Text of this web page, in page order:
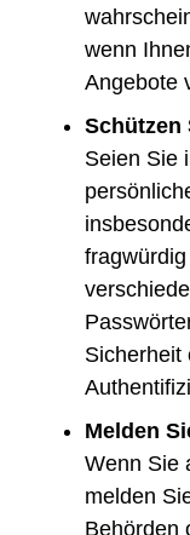
wenn
Angebote
Schützen
Seien Sie
Sicherheit
Melden
Wenn Sie
melden
Behörden